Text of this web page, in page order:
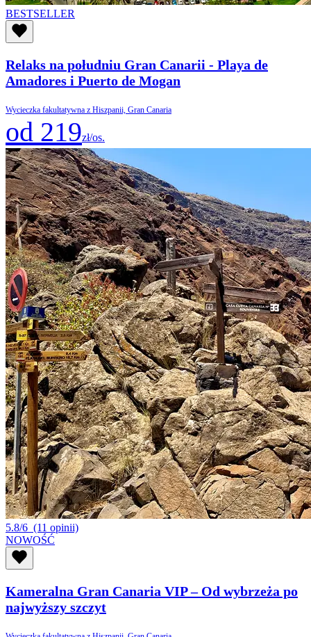
BESTSELLER
Relaks na południu Gran Canarii - Playa de
Amadores i Puerto de Mogan
Wycieczka fakultatywna z Hiszpanii, Gran Canaria
od 219zł/os.
5.8/6 (11 opinii)
NOWOŚĆ
Kameralna Gran Canaria VIP – Od wybrzeża po
najwyższy szczyt